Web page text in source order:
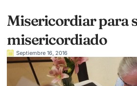
Misericordiar para
misericordiado
Septiembre 16, 2016